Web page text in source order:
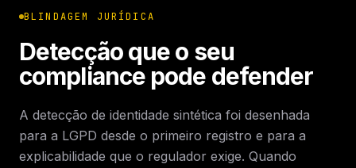
BLINDAGEM JURÍDICA
Detecção que o seu
compliance pode defender
A detecção de identidade sintética foi desenhada
para a LGPD desde o primeiro registro e para a
explicabilidade que o regulador exige. Quando